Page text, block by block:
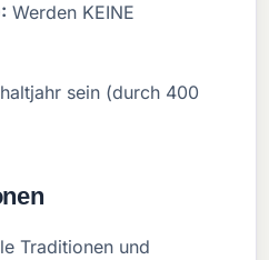
Werden KEINE
sein (durch 400
Traditionen und